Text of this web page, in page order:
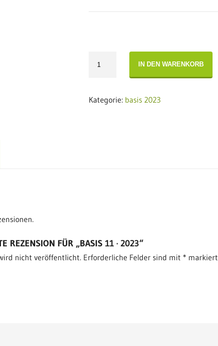
2023
IN DEN WARENKORB
Kategorie: basis 2023
REZENSION FÜR „BASIS 11 · 2023“
nicht veröffentlicht. Erforderliche Felder sind mit * markiert